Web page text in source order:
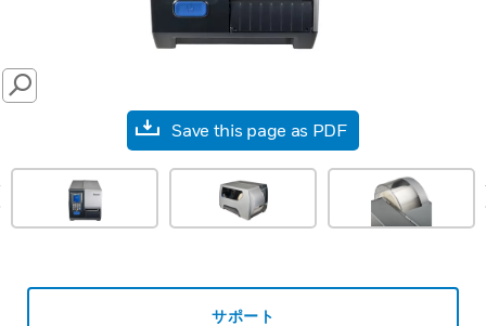
SEARCH
Save this page as PDF
サポート